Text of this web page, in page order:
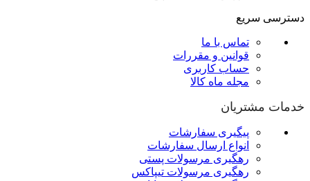
دسترسی سریع
تماس با ما
قوانین و مقررات
حساب کاربری
مجله ماه کالا
خدمات مشتریان
پیگیری سفارشات
انواع ارسال سفارشات
رهگیری مرسولات پستی
رهگیری مرسولات تیپاکس